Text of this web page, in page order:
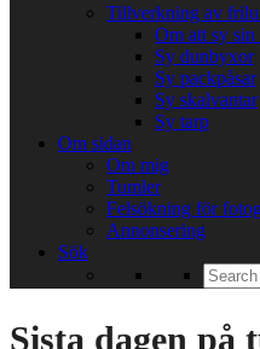
Tillverkning av
Om att sy
Sy dunbyxor
Sy packpåsar
Sy skalvantar
Sy tarp
Om sidan
Om mig
Tumler
Felsökning för
Annonsering
Sök
Search
for:
Sista dagen på